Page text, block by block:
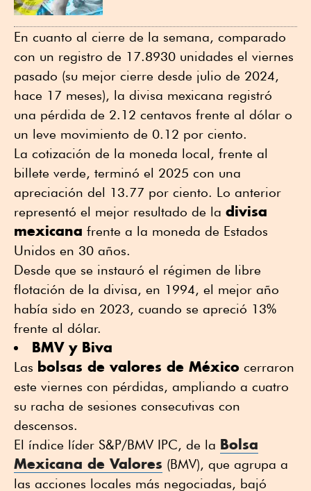
En cuanto al cierre de la semana, comparado
con un registro de 17.8930 unidades el viernes
pasado (su mejor cierre desde julio de 2024,
hace 17 meses), la divisa mexicana registró
una pérdida de 2.12 centavos frente al dólar o
un leve movimiento de 0.12 por ciento.
La cotización de la moneda local, frente al
billete verde, terminó el 2025 con una
apreciación del 13.77 por ciento. Lo anterior
representó el mejor resultado de la divisa
mexicana frente a la moneda de Estados
Unidos en 30 años.
Desde que se instauró el régimen de libre
flotación de la divisa, en 1994, el mejor año
había sido en 2023, cuando se apreció 13%
frente al dólar.
BMV y Biva
Las bolsas de valores de México cerraron
este viernes con pérdidas, ampliando a cuatro
su racha de sesiones consecutivas con
descensos.
El índice líder S&P/BMV IPC, de la Bolsa
Mexicana de Valores (BMV), que agrupa a
las acciones locales más negociadas, bajó